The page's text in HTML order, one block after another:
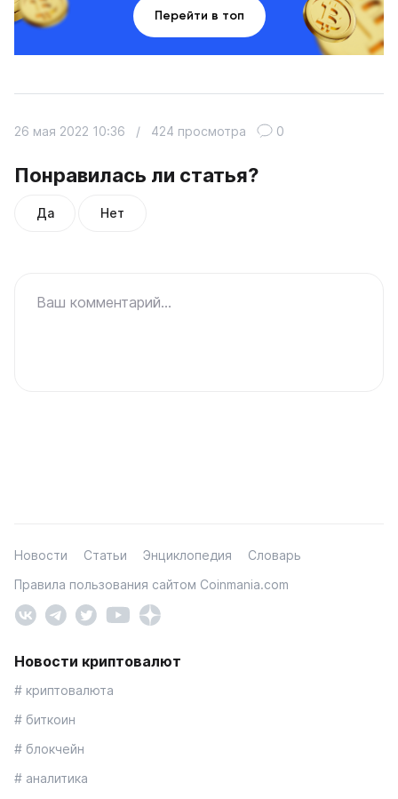
Перейти в топ
Понравилась ли статья?
Да Нет
26 мая 2022 10:36 / 424 просмотра 0
Ваш комментарий...
Новости Статьи Энциклопедия
Словарь
Правила пользования сайтом Coinmania.com
Новости криптовалют
# криптовалюта
# биткоин
# блокчейн
# аналитика